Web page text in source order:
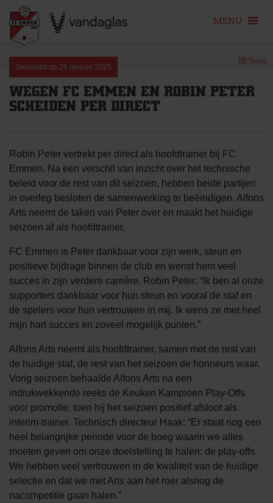
content
MENU
Geplaatst op 25 januari 2025
Terug
WEGEN FC EMMEN EN ROBIN PETER
SCHEIDEN PER DIRECT
Robin Peter vertrekt per direct als hoofdtrainer bij FC
Emmen. Na een verschil van inzicht over het technische
beleid voor de rest van dit seizoen, hebben beide partijen
in overleg besloten de samenwerking te beëindigen. Alfons
Arts neemt de taken van Peter over en maakt het huidige
seizoen af als hoofdtrainer.
FC Emmen is Peter dankbaar voor zijn werk, steun en
positieve bijdrage binnen de club en wenst hem veel
succes in zijn verdere carrière. Robin Peter: “Ik ben al onze
supporters dankbaar voor hun steun en vooral de staf en
de spelers voor hun vertrouwen in mij. Ik wens ze met heel
mijn hart succes en zoveel mogelijk punten.”
Alfons Arts neemt als hoofdtrainer, samen met de rest van
de huidige staf, de rest van het seizoen de honneurs waar.
Vorig seizoen behaalde Alfons Arts na een
indrukwekkende reeks de Keuken Kampioen Play-Offs
voor promotie, toen hij het seizoen positief afsloot als
interim-trainer. Technisch directeur Haak: “Er staat nog een
heel belangrijke periode voor de boeg waarin we alles
moeten geven om onze doelstelling te halen: de play-offs.
We hebben veel vertrouwen in de kwaliteit van de huidige
selectie en dat we met Arts aan het roer alsnog de
nacompetitie gaan halen.”